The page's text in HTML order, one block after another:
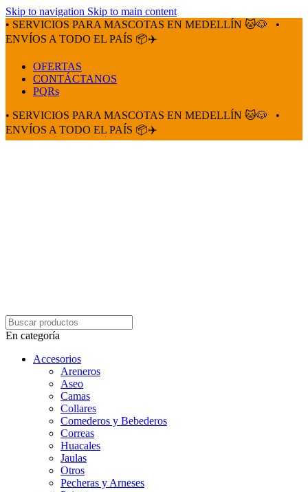
Skip to navigation Skip to main content
• SERVICIOS PARA MASCOTAS EN MEDELLÍN 🐱🐶
•
ENVÍOS A TODO EL PAÍS 📦✈️
OFERTAS
CONTÁCTANOS
PQRs
• SERVICIOS PARA MASCOTAS EN MEDELLÍN 🐱🐶
•
ENVÍOS A TODO EL PAÍS 📦✈️
En categoría
Accesorios
Areneros
Aseo
Camas
Collares
Comederos y Bebederos
Correas
Huacales
Jaulas
Otros
Pecheras y Arneses